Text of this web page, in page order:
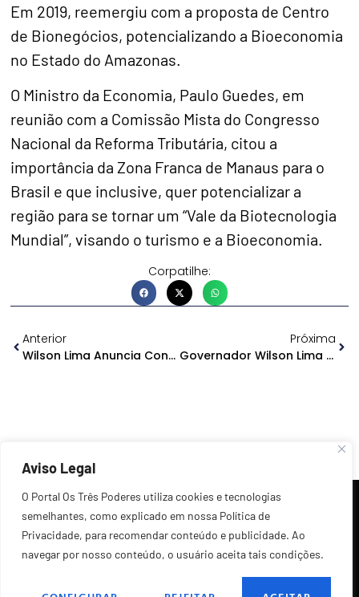
Aviso Legal
O Portal Os Três Poderes utiliza cookies e tecnologias
semelhantes, como explicado em nossa Política de
Privacidade, para recomendar conteúdo e publicidade. Ao
navegar por nosso conteúdo, o usuário aceita tais condições.
Em 2019, reemergiu com a proposta de Centro
de Bionegócios, potencializando a Bioeconomia
no Estado do Amazonas.
O Ministro da Economia, Paulo Guedes, em
reunião com a Comissão Mista do Congresso
Nacional da Reforma Tributária, citou a
importância da Zona Franca de Manaus para o
Brasil e que inclusive, quer potencializar a
região para se tornar um “Vale da Biotecnologia
Mundial”, visando o turismo e a Bioeconomia.
Corpatilhe:
Anterior
Wilson Lima Anuncia Construção De Pontes Para Interligar Novo Aripuanã Ao Município De Apuí
Próxima
Governador Wilson Lima Está Com Covid-19
©2026 Todos os Direitos Reservados.